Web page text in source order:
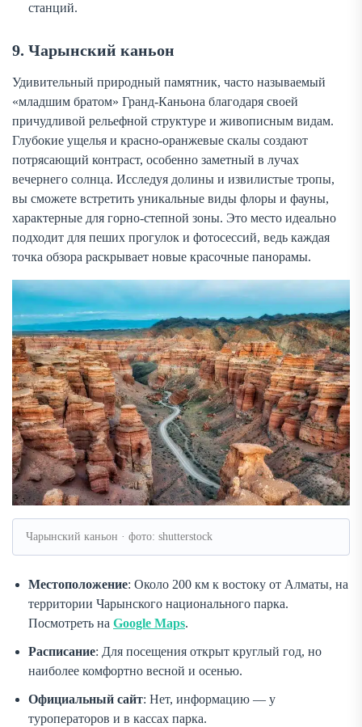
станций.
9. Чарынский каньон
Удивительный природный памятник, часто называемый
«младшим братом» Гранд-Каньона благодаря своей
причудливой рельефной структуре и живописным видам.
Глубокие ущелья и красно-оранжевые скалы создают
потрясающий контраст, особенно заметный в лучах
вечернего солнца. Исследуя долины и извилистые тропы,
вы сможете встретить уникальные виды флоры и фауны,
характерные для горно-степной зоны. Это место идеально
подходит для пеших прогулок и фотосессий, ведь каждая
точка обзора раскрывает новые красочные панорамы.
Чарынский каньон · фото: shutterstock
Местоположение: Около 200 км к востоку от Алматы, на
территории Чарынского национального парка.
Посмотреть на Google Maps.
Расписание: Для посещения открыт круглый год, но
наиболее комфортно весной и осенью.
Официальный сайт: Нет, информацию — у
туроператоров и в кассах парка.